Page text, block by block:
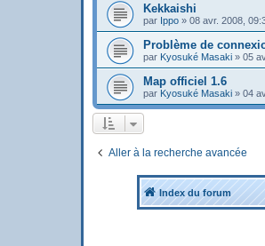
Kekkaishi
par Ippo » 08 avr. 2008,
Problème de
par Kyosuké Masaki » 05
Map officiel 1.6
par Kyosuké Masaki » 04
Aller à la recherche avancée
Index du forum